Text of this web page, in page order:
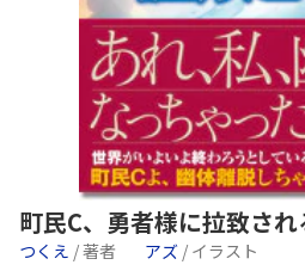
町民C、勇者様に拉致され
つくえ / 著者 アズ / イラスト